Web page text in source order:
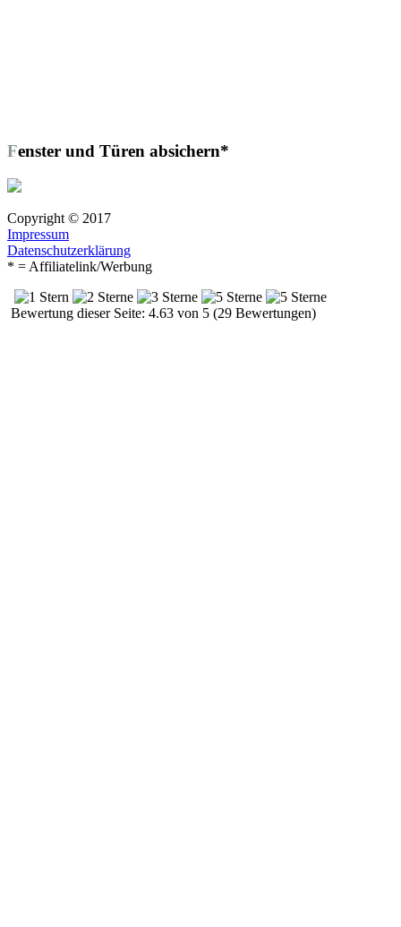
Fenster und Türen absichern*
Copyright © 2017
Impressum
Datenschutzerklärung
* = Affiliatelink/Werbung
Bewertung dieser Seite: 4.63 von 5 (29 Bewertungen)